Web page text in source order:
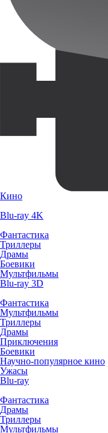
Кино
Blu-ray 4K
Фантастика
Триллеры
Драмы
Боевики
Мультфильмы
Blu-ray 3D
Фантастика
Мультфильмы
Триллеры
Драмы
Приключения
Боевики
Научно-популярное кино
Ужасы
Blu-ray
Фантастика
Драмы
Триллеры
Мультфильмы